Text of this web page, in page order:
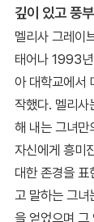
깊이 있고 풍
멜리사 그레이
태어나 1993
아 대학교에서
작했다. 멜리사
해 내는 그녀만
자신에게 흥미
대한 존경을
고 말하는 그녀
을 얻었으며 그